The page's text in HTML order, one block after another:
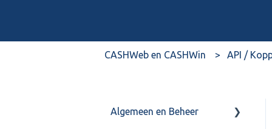
CASHWeb en CASHWin API /
Algemeen en Beheer